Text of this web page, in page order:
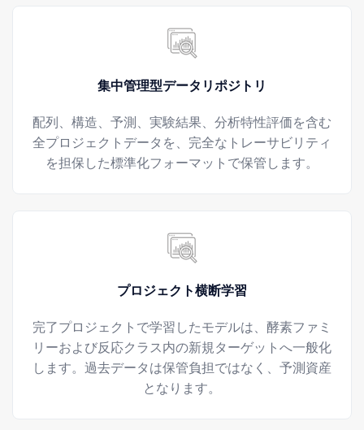
集中管理型データリポジトリ
配列、構造、予測、実験結果、分析特性評価を含む
全プロジェクトデータを、完全なトレーサビリティ
を担保した標準化フォーマットで保管します。
プロジェクト横断学習
完了プロジェクトで学習したモデルは、酵素ファミ
リーおよび反応クラス内の新規ターゲットへ一般化
します。過去データは保管負担ではなく、予測資産
となります。